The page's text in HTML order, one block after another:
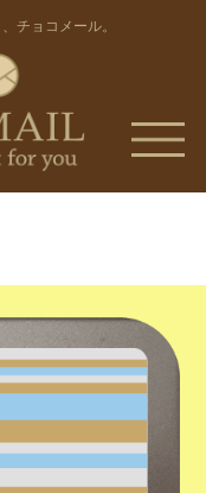
、チョコメール。